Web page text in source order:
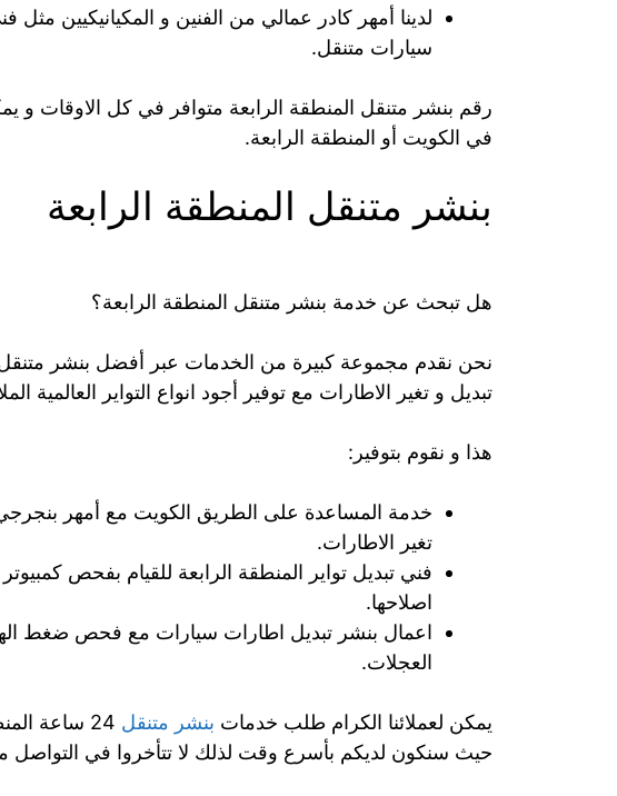
لدينا أمهر كادر عمالي من الفنين و المكيانيكيين مثل
سيارات متنقل.
في الكويت أو المنطقة الرابعة.
بنشر متنقل المنطقة الرابعة
هل تبحث عن خدمة بنشر متنقل المنطقة الرابعة؟
نحن نقدم مجموعة كبيرة من الخدمات عبر أفضل بنشر متنقل
تبديل و تغير الاطارات مع توفير أجود انواع التواير العالمية
هذا و نقوم بتوفير:
خدمة المساعدة على الطريق الكويت مع أمهر بنجرجي
تغير الاطارات.
فني تبديل تواير المنطقة الرابعة للقيام بفحص
اصلاحها.
اعمال بنشر تبديل اطارات سيارات مع فحص ضغط
العجلات.
يمكن لعملائنا الكرام طلب خدمات بنشر متنقل
24 ساعة
حيث سنكون لديكم بأسرع وقت لذلك لا تتأخروا في التواصل معنا